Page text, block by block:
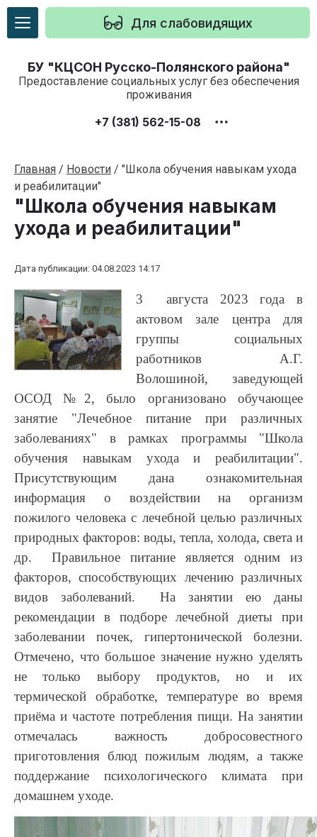
Для слабовидящих
БУ "КЦСОН Русско-Полянского района"
Предоставление социальных услуг без обеспечения
проживания
+7 (381) 562-15-08
Главная / Новости / "Школа обучения навыкам ухода
и реабилитации"
"Школа обучения навыкам
ухода и реабилитации"
Дата публикации: 04.08.2023 14:17
3 августа 2023 года в
актовом зале центра для
группы социальных
работников А.Г.
Волошиной, заведующей
ОСОД №2, было организовано обучающее
занятие "Лечебное питание при различных
заболеваниях" в рамках программы "Школа
обучения навыкам ухода и реабилитации".
Присутствующим дана ознакомительная
информация о воздействии на организм
пожилого человека с лечебной целью различных
природных факторов: воды, тепла, холода, света и
др. Правильное питание является одним из
факторов, способствующих лечению различных
видов заболеваний. На занятии ею даны
рекомендации в подборе лечебной диеты при
заболевании почек, гипертонической болезни.
Отмечено, что большое значение нужно уделять
не только выбору продуктов, но и их
термической обработке, температуре во время
приёма и частоте потребления пищи. На занятии
отмечалась важность добросовестного
приготовления блюд пожилым людям, а также
поддержание психологического климата при
домашнем уходе.